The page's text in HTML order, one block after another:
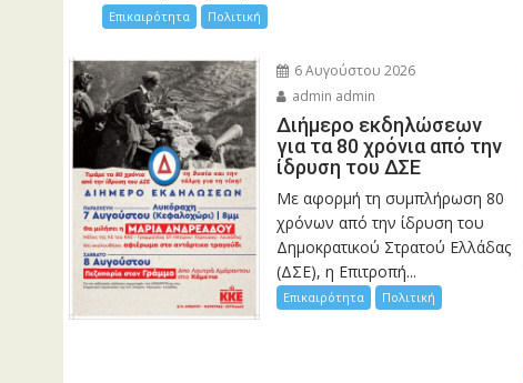
Επικαιρότητα Πολιτική
6 Αυγούστου 2026
admin admin
Διήμερο εκδηλώσεων
για τα 80 χρόνια από την
ίδρυση του ΔΣΕ
Με αφορμή τη συμπλήρωση 80
χρόνων από την ίδρυση του
Δημοκρατικού Στρατού Ελλάδας
(ΔΣΕ), η Επιτροπή...
Επικαιρότητα Πολιτική